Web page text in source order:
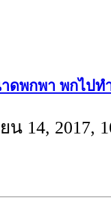
ดพกพา พกไป
น 14, 2017,